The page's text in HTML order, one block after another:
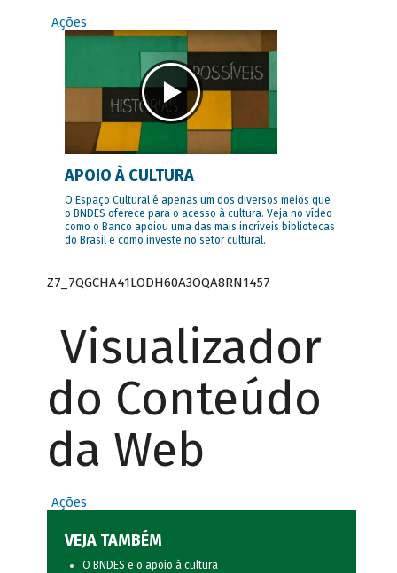
Ações
APOIO À CULTURA
O Espaço Cultural é apenas um dos diversos meios que
o BNDES oferece para o acesso à cultura. Veja no vídeo
como o Banco apoiou uma das mais incríveis bibliotecas
do Brasil e como investe no setor cultural.
Z7_7QGCHA41LODH60A3OQA8RN1457
Visualizador
do Conteúdo
da Web
Ações
VEJA TAMBÉM
O BNDES e o apoio à cultura